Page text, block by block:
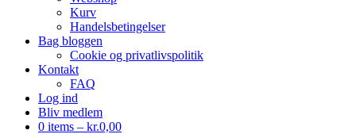
Kurv
Handelsbetingelser
Bag bloggen
Cookie og privatlivspolitik
Kontakt
FAQ
Log ind
Bliv medlem
0 items – kr.0,00